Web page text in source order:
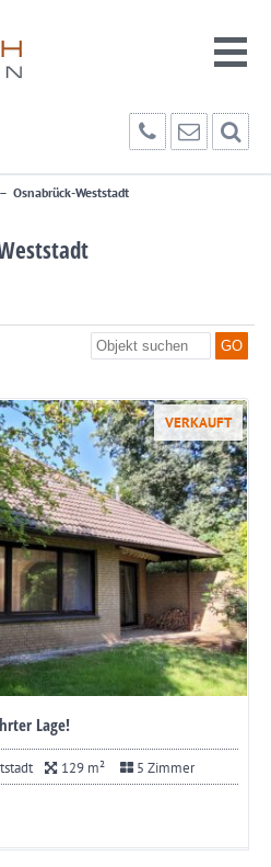
– Osnabrück-Weststadt
VERKAUFT
Lage!
129 m² 5 Zimmer